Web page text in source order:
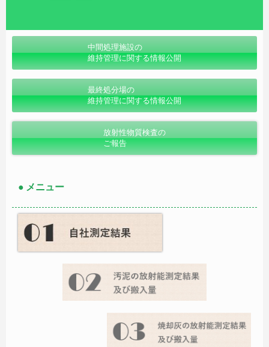
中間処理施設の
維持管理に関する情報公開
最終処分場の
維持管理に関する情報公開
放射性物質検査の
ご報告
● メニュー